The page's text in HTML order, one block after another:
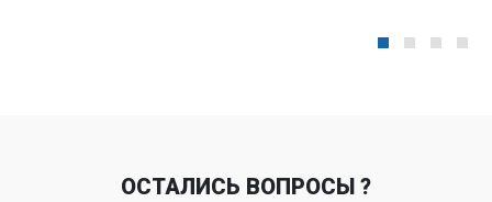
ОСТАЛИСЬ ВОПРОСЫ ?